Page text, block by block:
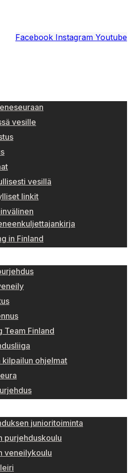
Facebook Instagram Youtube
vesille
vesillä
linkit
in Finland
Team Finland
kilpailun ohjelmat
junioritoiminta
purjehduskoulu
veneilykoulu